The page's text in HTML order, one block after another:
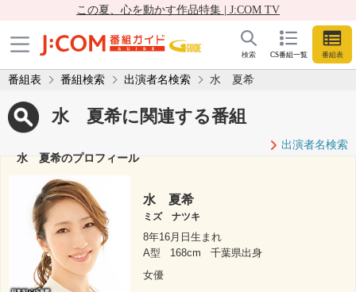
この夏、心を動かす作品特集 | J:COM TV
CS番組一覧 番組表
検索
番組表 番組検索 出演者名検索 水 夏希
水 夏希に関連する番組
出演者名検索
水 夏希のプロフィール
水 夏希
ミズ ナツキ
8年16月日生まれ
A型
168cm
千葉県出身
女優